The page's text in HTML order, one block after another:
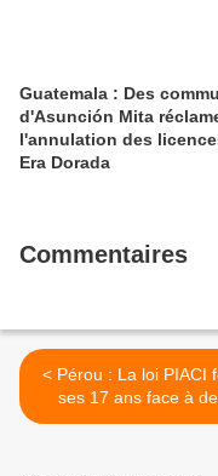
Guatemala : Des
d'Asunción Mita
l'annulation des
Era Dorada
Commentaires
< Pérou : La loi PIACI fête
ses 17 ans face à
menaces de plus en